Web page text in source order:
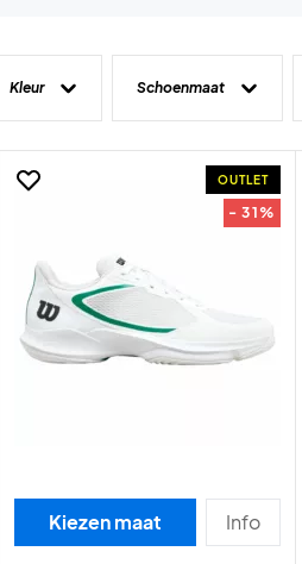
Kleur Schoenmaat
OUTLET
- 31%
Kiezen maat Info